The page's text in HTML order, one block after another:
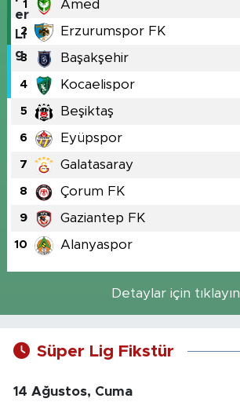
1 Amed
2 Erzurumspor FK
3 Başakşehir
4 Kocaelispor
5 Beşiktaş
6 Eyüpspor
7 Galatasaray
8 Çorum FK
9 Gaziantep FK
10 Alanyaspor
Detaylar için tıklayın
Süper Lig Fikstür
14 Ağustos, Cuma